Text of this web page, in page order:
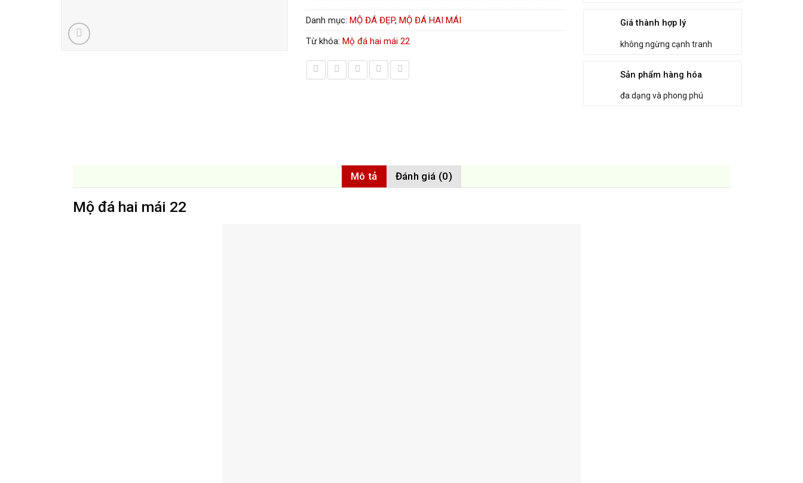
Danh mục: MỘ ĐÁ ĐẸP, MỘ ĐÁ HAI MÁI
Từ khóa: Mộ đá hai mái 22
Giá thành hợp lý
không ngừng cạnh tranh
Sản phẩm hàng hóa
đa dạng và phong phú
Mô tả Đánh giá (0)
Mộ đá hai mái 22